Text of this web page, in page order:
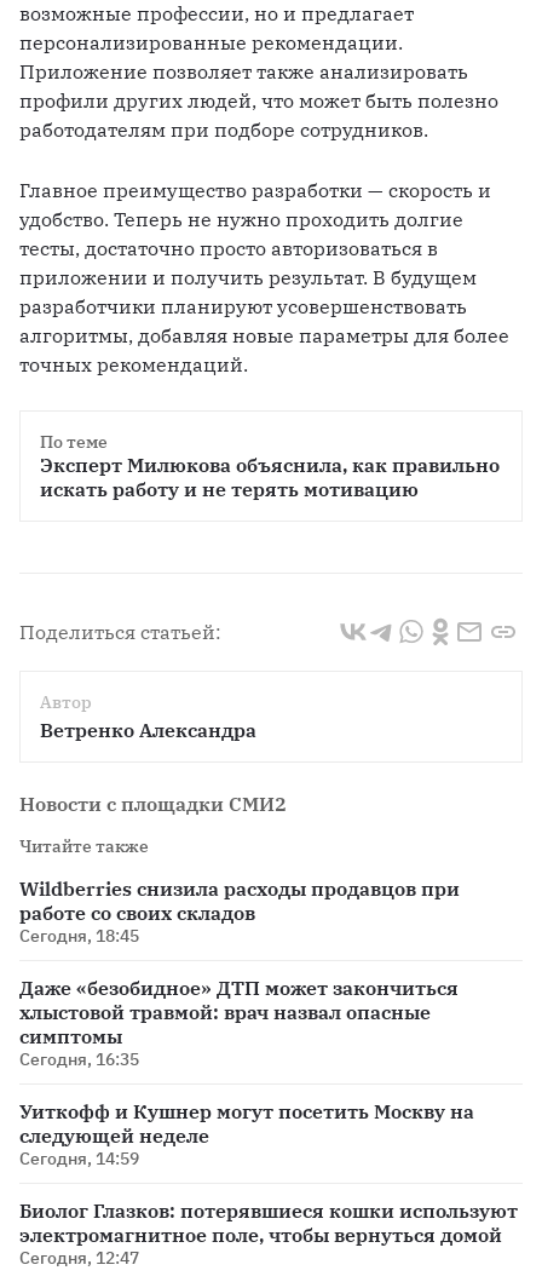
возможные профессии, но и предлагает
персонализированные рекомендации.
Приложение позволяет также анализировать
профили других людей, что может быть полезно
работодателям при подборе сотрудников.
Главное преимущество разработки — скорость и
удобство. Теперь не нужно проходить долгие
тесты, достаточно просто авторизоваться в
приложении и получить результат. В будущем
разработчики планируют усовершенствовать
алгоритмы, добавляя новые параметры для более
точных рекомендаций.
По теме
Эксперт Милюкова объяснила, как правильно
искать работу и не терять мотивацию
Поделиться статьей:
Автор
Ветренко Александра
Новости с площадки СМИ2
Читайте также
Wildberries снизила расходы продавцов при
работе со своих складов
Сегодня, 18:45
Даже «безобидное» ДТП может закончиться
хлыстовой травмой: врач назвал опасные
симптомы
Сегодня, 16:35
Уиткофф и Кушнер могут посетить Москву на
следующей неделе
Сегодня, 14:59
Биолог Глазков: потерявшиеся кошки используют
электромагнитное поле, чтобы вернуться домой
Сегодня, 12:47